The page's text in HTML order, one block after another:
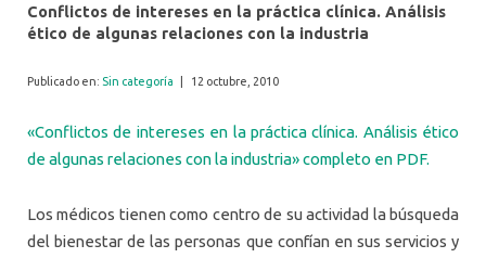
Conflictos de intereses en la práctica clínica. Análisis
ético de algunas relaciones con la industria
Publicado en: Sin categoría 12 octubre, 2010
«Conflictos de intereses en la práctica clínica. Análisis ético
de algunas relaciones con la industria» completo en PDF.
Los médicos tienen como centro de su actividad la búsqueda
del bienestar de las personas que confían en sus servicios y